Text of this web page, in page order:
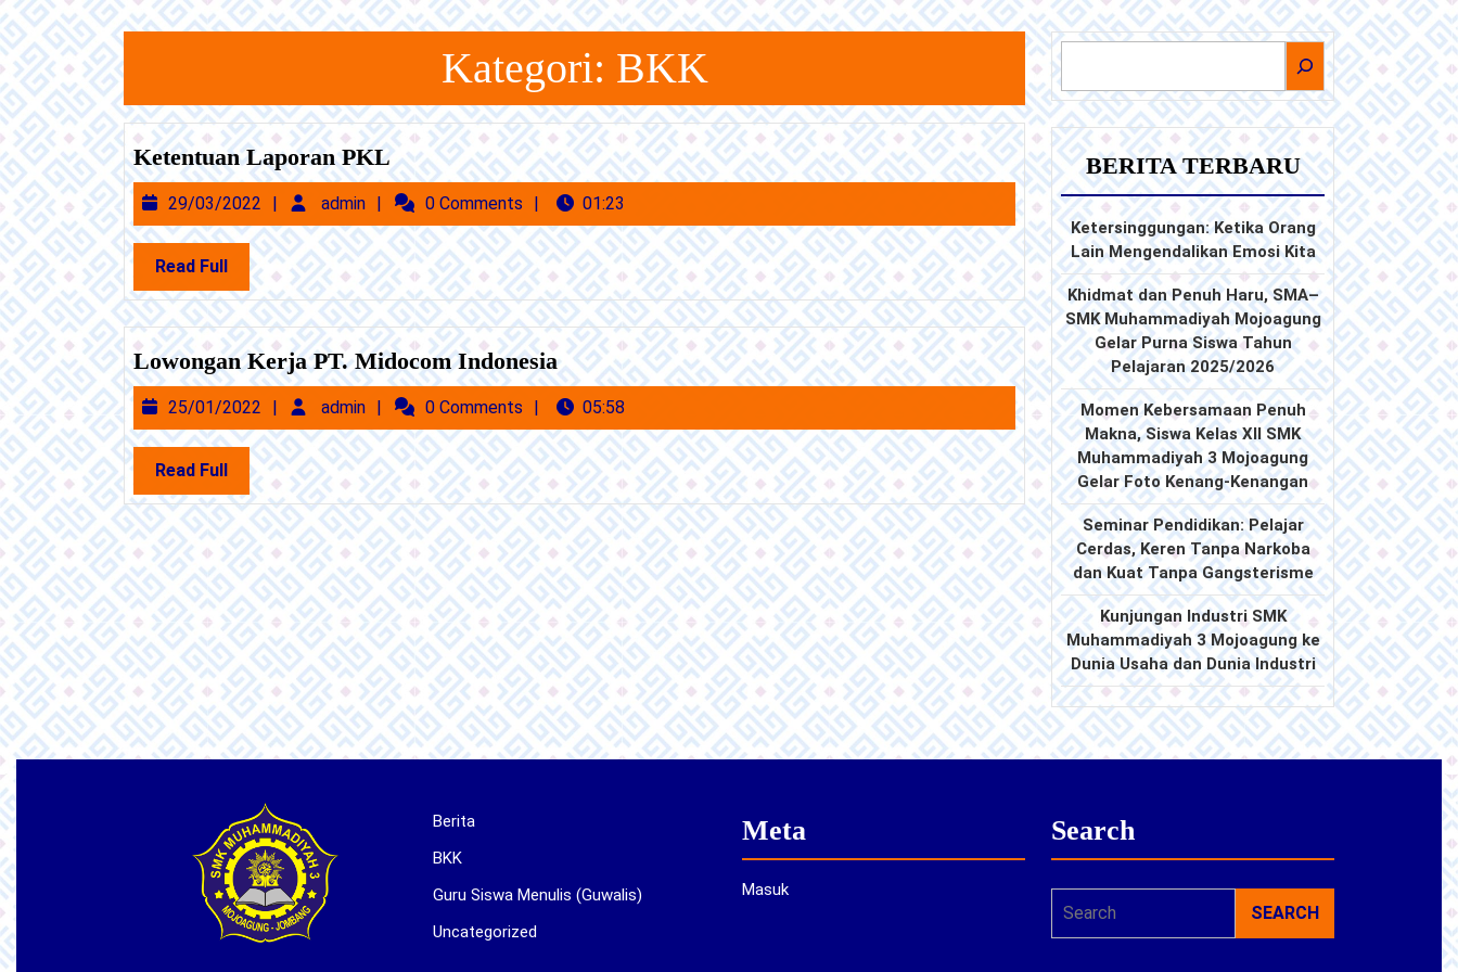
Skip
to
content
Skip
to
Content
Kategori: BKK
Ketentuan Laporan PKLKetentuan
Laporan
PKL
29/03/2022 29/03/2022
admin admin0 Comments 01:23
Read FullRead
Full
Lowongan Kerja PT. Midocom IndonesiaLowongan
Kerja
PT.
Midocom
Indonesia
25/01/2022 25/01/2022
admin admin0 Comments 05:58
Read FullRead
Full
BERITA TERBARU
Ketersinggungan: Ketika Orang
Lain Mengendalikan Emosi Kita
Khidmat dan Penuh Haru, SMA–
SMK Muhammadiyah Mojoagung
Gelar Purna Siswa Tahun
Pelajaran 2025/2026
Momen Kebersamaan Penuh
Makna, Siswa Kelas XII SMK
Muhammadiyah 3 Mojoagung
Gelar Foto Kenang-Kenangan
Seminar Pendidikan: Pelajar
Cerdas, Keren Tanpa Narkoba
dan Kuat Tanpa Gangsterisme
Kunjungan Industri SMK
Muhammadiyah 3 Mojoagung ke
Dunia Usaha dan Dunia Industri
Berita
BKK
Guru Siswa Menulis (Guwalis)
Uncategorized
Meta
Masuk
Search
for: